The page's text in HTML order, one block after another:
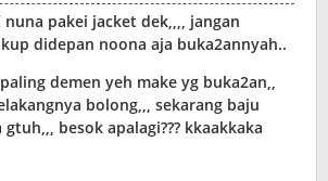
nuna pakei jacket dek,,,, jangan
didepan noona aja buka2annyah..
demen yeh make yg buka2an,,
bolong,,, sekarang baju
besok apalagi??? kkaakkaka